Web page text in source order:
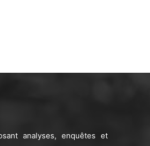
analyses, enquêtes et